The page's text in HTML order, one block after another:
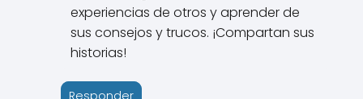
experiencias de otros y aprender de
sus consejos y trucos. ¡Compartan sus
historias!